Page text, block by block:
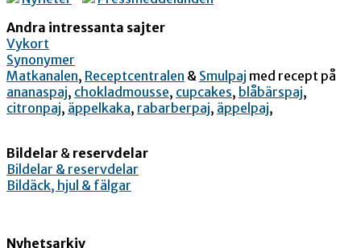
Andra intressanta sajter
Vykort
Synonymer
Matkanalen, Receptcentralen & Smulpaj med recept på
ananaspaj, chokladmousse, cupcakes, blåbärspaj,
citronpaj, äppelkaka, rabarberpaj, äppelpaj,
Bildelar & reservdelar
Bildelar & reservdelar
Bildäck, hjul & fälgar
Nyhetsarkiv